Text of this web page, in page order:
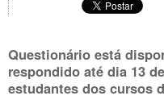
Questionário está
respondido até dia 13
estudantes dos cursos